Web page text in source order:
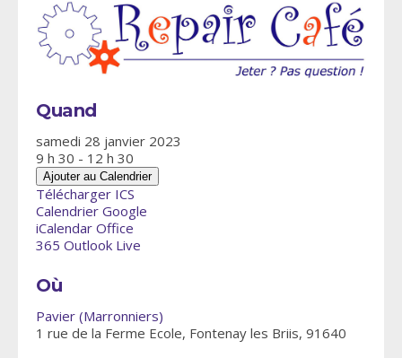
Quand
samedi 28 janvier 2023
9 h 30 - 12 h 30
Ajouter au Calendrier
Télécharger ICS
Calendrier Google
iCalendar Office
365 Outlook Live
Où
Pavier (Marronniers)
1 rue de la Ferme Ecole, Fontenay les Briis, 91640